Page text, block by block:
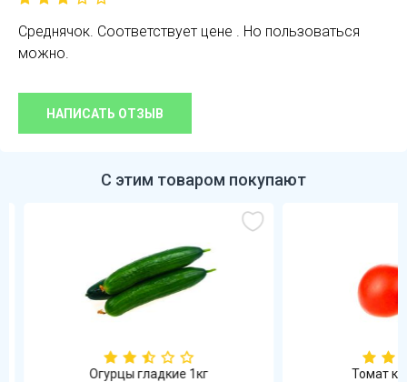
Среднячок. Соответствует цене . Но пользоваться
можно.
НАПИСАТЬ ОТЗЫВ
С этим товаром покупают
Огурцы гладкие 1кг Томат